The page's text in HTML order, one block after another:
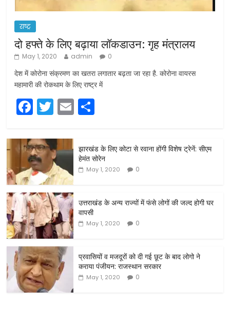
राष्ट्र
दो हफ्ते के लिए बढ़ाया लॉकडाउन: गृह मंत्रालय
May 1, 2020 admin 0
देश में कोरोना संक्रमण का खतरा लगातार बढ़ता जा रहा है. कोरोना वायरस
महामारी की रोकथाम के लिए राष्ट्र में
F
a
c
e
b
o
o
k
T
w
itt
er
E
m
ar
e
झारखंड के लिए कोटा से रवाना होंगी विशेष ट्रेनें: सीएम
हेमंत सोरेन
May 1, 2020 0
उत्तराखंड के अन्य राज्यों में फंसे लोगों की जल्द होगी घर
वापसी
May 1, 2020 0
प्रवासियों व मजदूरों को दी गई छूट के बाद लोगो ने
कराया पंजीयन: राजस्थान सरकार
May 1, 2020 0